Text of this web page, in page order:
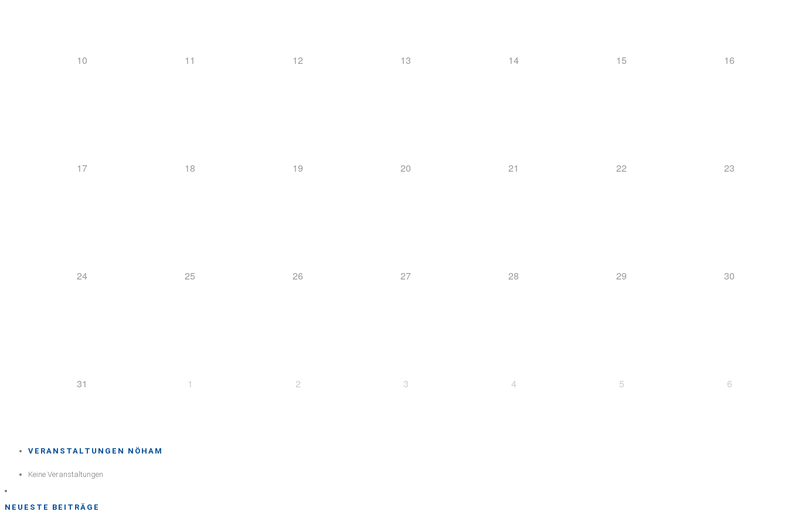
10 11 12 13 14 15 16
17 18 19 20 21 22 23
24 25 26 27 28 29 30
31 1 2 3 4 5 6
VERANSTALTUNGEN NÖHAM
Keine Veranstaltungen
NEUESTE BEITRÄGE